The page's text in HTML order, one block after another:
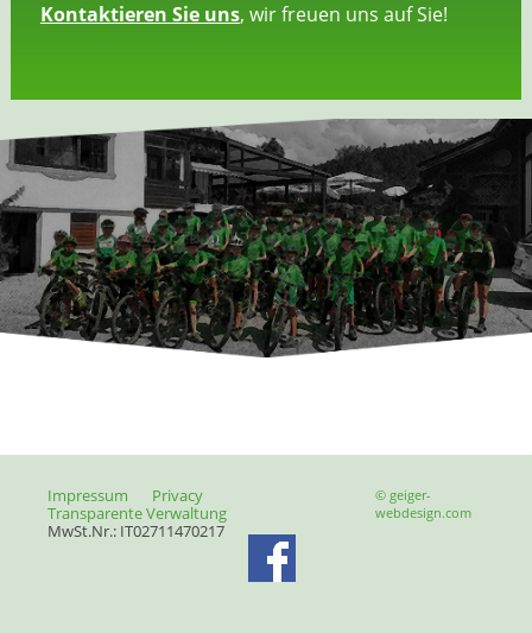
Kontaktieren Sie uns, wir freuen uns auf Sie!
Impressum
Privacy
Transparente Verwaltung
MwSt.Nr.: IT02711470217
© geiger-
webdesign.com